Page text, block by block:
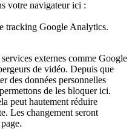
votre navigateur ici :
tracking Google Analytics.
externes comme Google
de vidéo. Depuis que
des données personnelles
de les bloquer ici.
peut hautement réduire
Les changement seront